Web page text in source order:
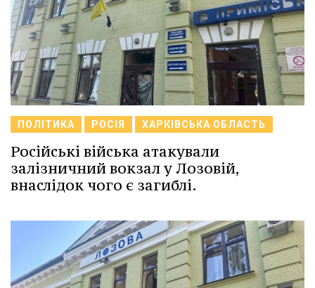
ПОЛІТИКА РОСІЯ ХАРКІВСЬКА ОБЛАСТЬ
Російські війська атакували
залізничний вокзал у Лозовій,
внаслідок чого є загиблі.